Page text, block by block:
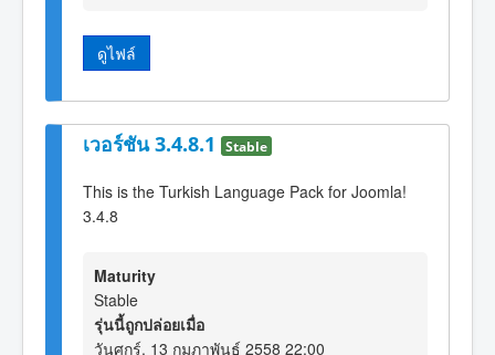
ดูไฟล์
เวอร์ชัน 3.4.8.1 Stable
This is the Turkish Language Pack for Joomla!
3.4.8
Maturity
Stable
รุ่นนี้ถูกปล่อยเมื่อ
วันศุกร์, 13 กุมภาพันธ์ 2558 22:00